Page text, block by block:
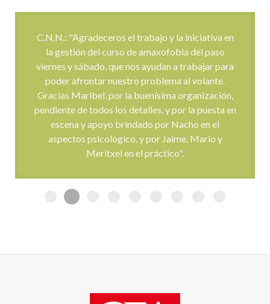
C.N.N.: "Agradeceros el trabajo y la iniciativa en
la gestión del curso de amaxofobia del paso
viernes y sábado, que nos ayudan a trabajar para
poder afrontar nuestro problema al volante.
Gracias Maribel, por la buenísima organización,
pendiente de todos los detalles, y por la puesta en
escena y apoyo brindado por Nacho en el
aspectos psicológico, y por Jaime, Mario y
Meritxel en el práctico".